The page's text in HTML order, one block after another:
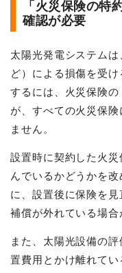
「火災保険の特
確認が必要
太陽光発電システム
ど）による損傷を受
するには、火災保険
が、すべての火災保
ません。
設置時に契約した火
んでいるかどうかを
に、設置後に保険を
補償が外れている場合
また、太陽光設備の
置費用とかけ離れて